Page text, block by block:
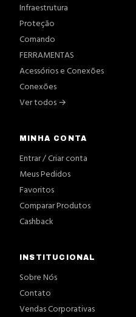
Infraestrutura
Proteção
Comando
FERRAMENTAS
Acessórios e Conexões
Conexões
Ver todos →
MINHA CONTA
Entrar / Criar conta
Meus Pedidos
Favoritos
Comparar Produtos
Cashback
INSTITUCIONAL
Sobre Nós
Contato
Vendas Corporativas